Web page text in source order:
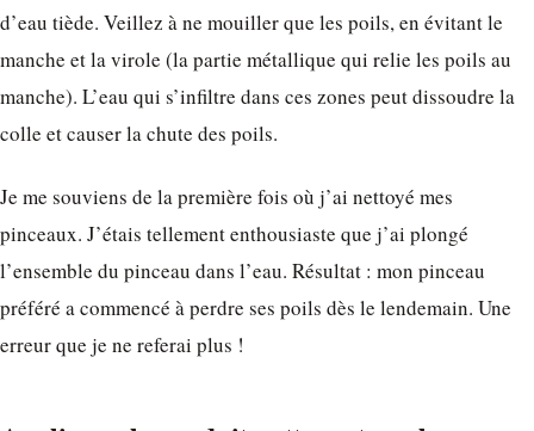
d’eau tiède. Veillez à ne mouiller que les poils, en évitant le
manche et la virole (la partie métallique qui relie les poils au
manche). L’eau qui s’infiltre dans ces zones peut dissoudre la
colle et causer la chute des poils.
Je me souviens de la première fois où j’ai nettoyé mes
pinceaux. J’étais tellement enthousiaste que j’ai plongé
l’ensemble du pinceau dans l’eau. Résultat : mon pinceau
préféré a commencé à perdre ses poils dès le lendemain. Une
erreur que je ne referai plus !